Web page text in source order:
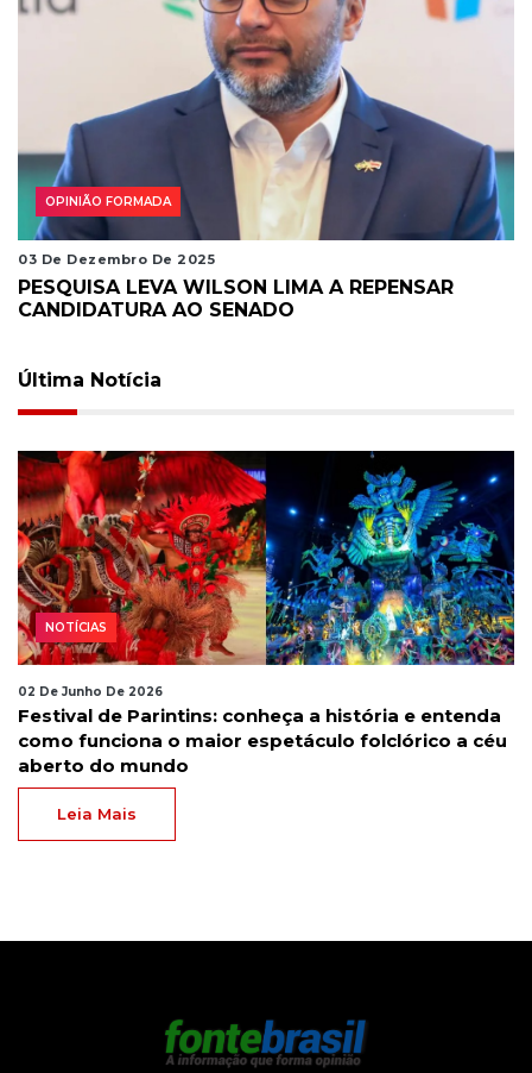
OPINIÃO FORMADA
03 De Dezembro De 2025
PESQUISA LEVA WILSON LIMA A REPENSAR
CANDIDATURA AO SENADO
Última Notícia
NOTÍCIAS
02 De Junho De 2026
Festival de Parintins: conheça a história e entenda
como funciona o maior espetáculo folclórico a céu
aberto do mundo
Leia Mais